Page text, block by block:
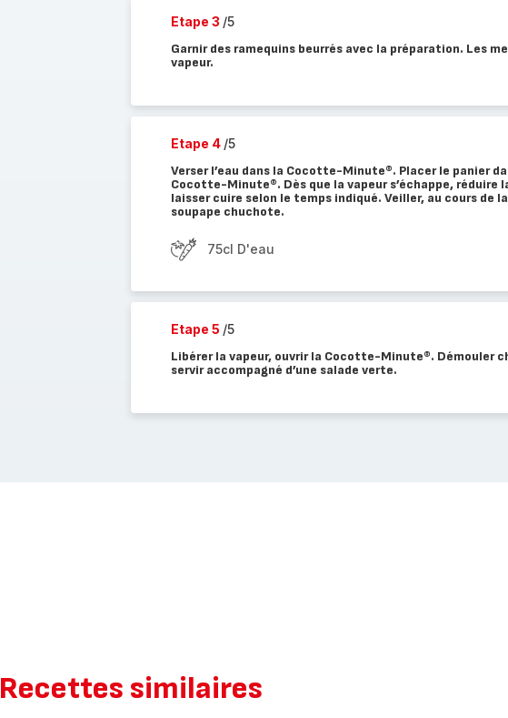
Etape 3 /5
Garnir des ramequins beurrés avec la préparation. Les
vapeur.
Etape 4 /5
Verser l’eau dans la Cocotte-Minute®. Placer le panier
Cocotte-Minute®. Dès que la vapeur s’échappe, réduire
laisser cuire selon le temps indiqué. Veiller, au cours de
soupape chuchote.
75cl D'eau
Etape 5 /5
Libérer la vapeur, ouvrir la Cocotte-Minute®. Démouler
servir accompagné d’une salade verte.
Recettes similaires